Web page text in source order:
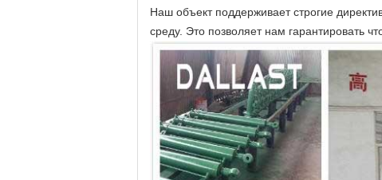
Наш объект поддерживает строгие
среду. Это позволяет нам гарантировать